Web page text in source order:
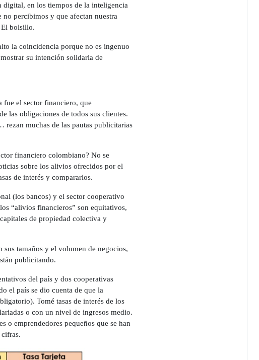
digital, en los tiempos de la inteligencia
percibimos y que afectan nuestra
El bolsillo.
la coincidencia porque no es ingenuo
su intención solidaria de
fue el sector financiero, que
las obligaciones de todos sus clientes.
rezan muchas de las pautas publicitarias
financiero colombiano? No se
sobre los alivios ofrecidos por el
de interés y compararlos.
(los bancos) y el sector cooperativo
“alivios financieros” son equitativos,
de propiedad colectiva y
tamaños y el volumen de negocios,
publicitando.
del país y dos cooperativas
el país se dio cuenta de que la
Tomé tasas de interés de los
o con un nivel de ingresos medio.
o emprendedores pequeños que se han